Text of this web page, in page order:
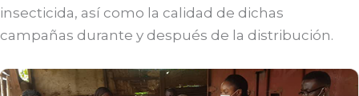
insecticida, así como la calidad de dichas
campañas durante y después de la distribución.